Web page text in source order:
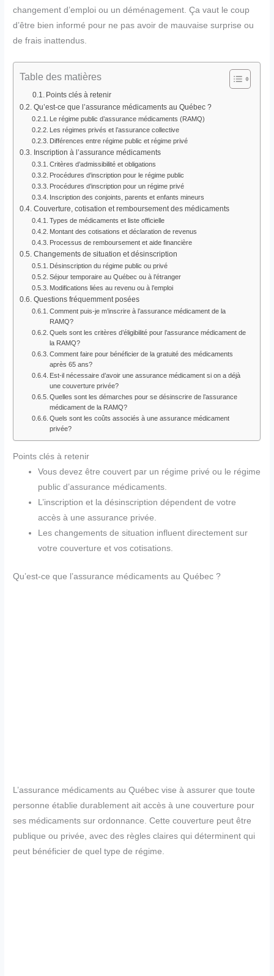
changement d’emploi ou un déménagement. Ça vaut le coup
d’être bien informé pour ne pas avoir de mauvaise surprise ou
de frais inattendus.
Table des matières
Points clés à retenir
Qu’est-ce que l’assurance médicaments au Québec ?
Le régime public d’assurance médicaments (RAMQ)
Les régimes privés et l’assurance collective
Différences entre régime public et régime privé
Inscription à l’assurance médicaments
Critères d’admissibilité et obligations
Procédures d’inscription pour le régime public
Procédures d’inscription pour un régime privé
Inscription des conjoints, parents et enfants mineurs
Couverture, cotisation et remboursement des médicaments
Types de médicaments et liste officielle
Montant des cotisations et déclaration de revenus
Processus de remboursement et aide financière
Changements de situation et désinscription
Désinscription du régime public ou privé
Séjour temporaire au Québec ou à l’étranger
Modifications liées au revenu ou à l’emploi
Questions fréquemment posées
Comment puis-je m’inscrire à l’assurance médicament de la
RAMQ?
Quels sont les critères d’éligibilité pour l’assurance médicament de
la RAMQ?
Comment faire pour bénéficier de la gratuité des médicaments
après 65 ans?
Est-il nécessaire d’avoir une assurance médicament si on a déjà
une couverture privée?
Quelles sont les démarches pour se désinscrire de l’assurance
médicament de la RAMQ?
Quels sont les coûts associés à une assurance médicament
privée?
Points clés à retenir
Vous devez être couvert par un régime privé ou le régime
public d’assurance médicaments.
L’inscription et la désinscription dépendent de votre
accès à une assurance privée.
Les changements de situation influent directement sur
votre couverture et vos cotisations.
Qu’est-ce que l’assurance médicaments au Québec ?
L’assurance médicaments au Québec vise à assurer que toute
personne établie durablement ait accès à une couverture pour
ses médicaments sur ordonnance. Cette couverture peut être
publique ou privée, avec des règles claires qui déterminent qui
peut bénéficier de quel type de régime.